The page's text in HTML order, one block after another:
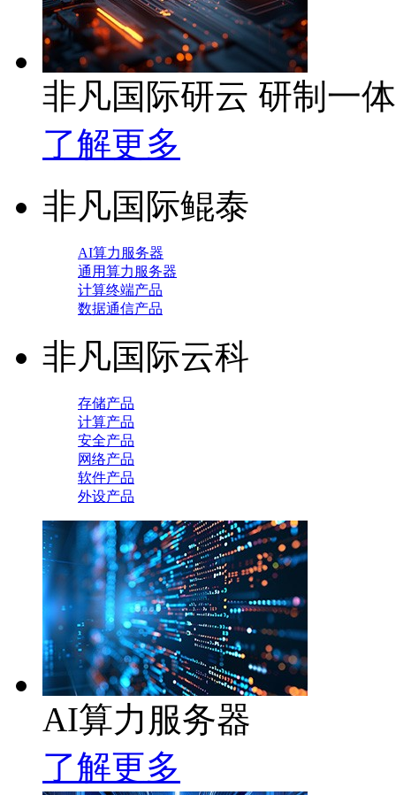
非凡国际研云 研制一
了解更多
非凡国际鲲泰
AI算力服务器
通用算力服务器
计算终端产品
数据通信产品
非凡国际云科
存储产品
计算产品
安全产品
网络产品
软件产品
外设产品
AI算力服务器
了解更多